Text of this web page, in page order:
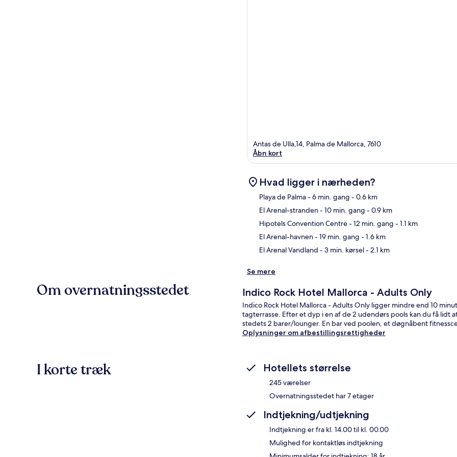
Antas de Ulla,14, Palma de Mallorca, 7610
Åbn kort
Hvad ligger i nærheden?
Playa de Palma- 6 min. gang - 0.6 km
El Arenal-stranden- 10 min. gang - 0.9 km
Hipotels Convention Centre- 12 min. gang - 1.1 km
El Arenal-havnen- 19 min. gang - 1.6 km
El Arenal Vandland - 3 min. kørsel- 2.1 km
Se mere
Om overnatningsstedet Indico Rock Hotel Mallorca - Adults Only
Indico Rock Hotel Mallorca - Adults Only ligger mindre end 10
tagterrasse. Efter et dyp i en af de 2 udendørs pools kan du få lidt
stedets 2 barer/lounger. En bar ved poolen, et døgnåbent
Oplysninger om afbestillingsrettigheder
I korte træk Hotellets størrelse
245 værelser
Overnatningsstedet har 7 etager
Indtjekning/udtjekning
Indtjekning er fra kl. 14.00 til kl. 00.00
Mulighed for kontaktløs indtjekning